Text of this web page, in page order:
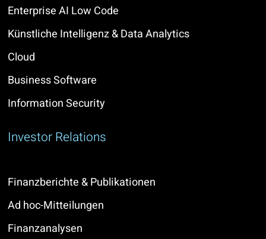
Enterprise AI Low Code
Künstliche Intelligenz & Data Analytics
Cloud
Business Software
Information Security
Investor Relations
Finanzberichte & Publikationen
Ad hoc-Mitteilungen
Finanzanalysen